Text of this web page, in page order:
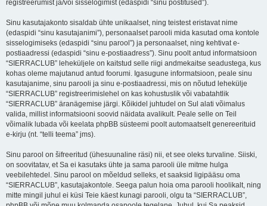
registreerumist ja/või sisselogimist (edaspidi “sinu postitused”).
Sinu kasutajakonto sisaldab ühte unikaalset, ning teistest eristavat nime
(edaspidi “sinu kasutajanimi”), personaalset parooli mida kasutad oma kontole
sisselogimiseks (edaspidi “sinu parool”) ja personaalset, ning kehtivat e-
postiaadressi (edaspidi “sinu e-postiaadress”). Sinu poolt antud informatsioon
“SIERRACLUB” leheküljele on kaitstud selle riigi andmekaitse seadustega, kus
kohas oleme majutanud antud foorumi. Igasugune informatsioon, peale sinu
kasutajanime, sinu parooli ja sinu e-postiaadressi, mis on nõutud lehekülje
“SIERRACLUB” registreerimislehel on kas kohustuslik või vabatahtlik
“SIERRACLUB” äranägemise järgi. Kõikidel juhtudel on Sul alati võimalus
valida, millist informatsiooni soovid näidata avalikult. Peale selle on Teil
võimalik lubada või keelata phpBB süsteemi poolt automaatselt genereerituid
e-kirju (nt. “telli teema” jms).
Sinu parool on šifreeritud (ühesuunaline räsi) nii, et see oleks turvaline. Siiski,
on soovitatav, et Sa ei kasutaks ühte ja sama parooli üle mitme hulga
veebilehtedel. Sinu parool on mõeldud selleks, et saaksid ligipääsu oma
“SIERRACLUB”, kasutajakontole. Seega palun hoia oma parooli hoolikalt, ning
mitte mingil juhul ei küsi Teie käest kunagi parooli, olgu ta “SIERRACLUB”,